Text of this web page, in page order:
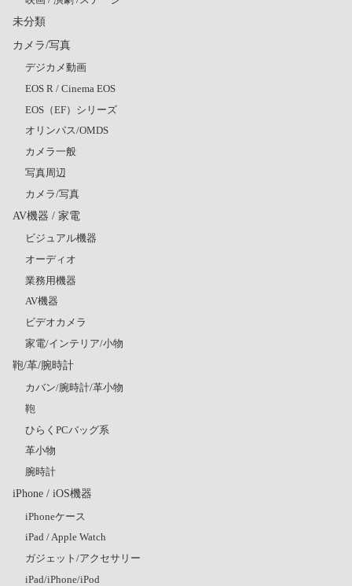
未分類
カメラ/写真
デジカメ動画
EOS R / Cinema EOS
EOS（EF）シリーズ
オリンパス/OMDS
カメラ一般
写真周辺
カメラ/写真
AV機器 / 家電
ビジュアル機器
オーディオ
業務用機器
AV機器
ビデオカメラ
家電/インテリア/小物
鞄/革/腕時計
カバン/腕時計/革小物
鞄
ひらくPCバッグ系
革小物
腕時計
iPhone / iOS機器
iPhoneケース
iPad / Apple Watch
ガジェット/アクセサリー
iPad/iPhone/iPod